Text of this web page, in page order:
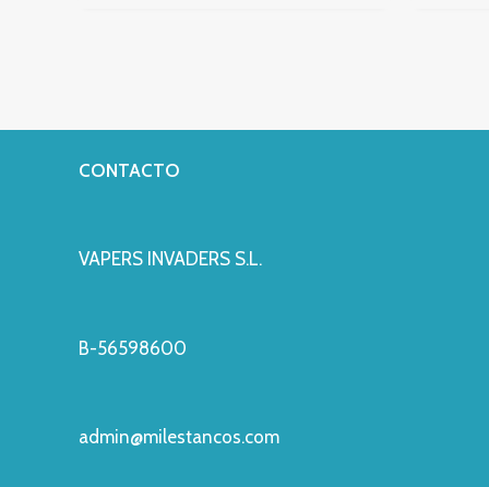
CONTACTO
VAPERS INVADERS S.L.
B-56598600
admin@milestancos.com